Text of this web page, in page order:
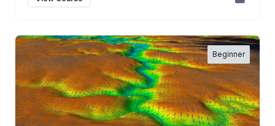
Beginner